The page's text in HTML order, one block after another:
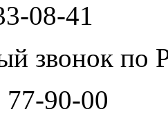
08-41
звонок по
90-00